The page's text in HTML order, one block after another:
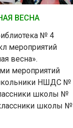
ВЕСНА
№ 4
мероприятий
весна».
мероприятий
НШДС №
школы №
школы №